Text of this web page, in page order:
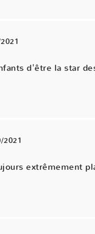
d'être la star
2021
extrêmement